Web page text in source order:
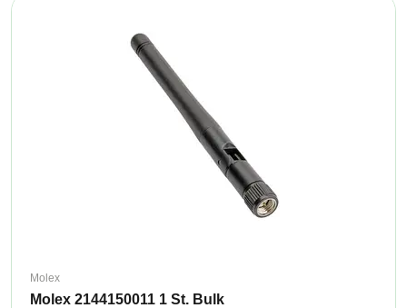
Molex
Molex 2144150011 1 St. Bulk